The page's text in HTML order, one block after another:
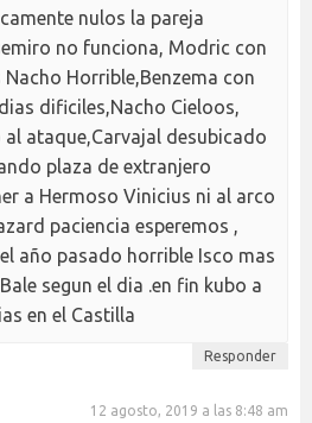
nulos la pareja
no funciona, Modric con
Horrible,Benzema con
dificiles,Nacho Cieloos,
ataque,Carvajal desubicado
plaza de extranjero
a Hermoso Vinicius ni al arco
paciencia esperemos ,
año pasado horrible Isco mas
segun el dia .en fin kubo a
en el Castilla
Responder
12 agosto, 2019 a las 8:48 am